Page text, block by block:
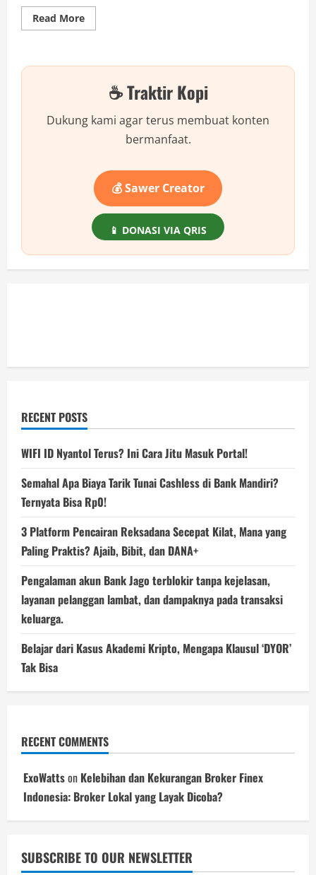
Read MoreRead
more
Membeli
Bekas:
Jangan
Ketipu!
☕ Traktir Kopi
Dukung kami agar terus membuat konten
bermanfaat.
💰 Sawer Creator
📱 DONASI VIA QRIS
RECENT POSTS
WIFI ID Nyantol Terus? Ini Cara Jitu Masuk Portal!
Semahal Apa Biaya Tarik Tunai Cashless di Bank Mandiri?
Ternyata Bisa Rp0!
3 Platform Pencairan Reksadana Secepat Kilat, Mana yang
Paling Praktis? Ajaib, Bibit, dan DANA+
Pengalaman akun Bank Jago terblokir tanpa kejelasan,
layanan pelanggan lambat, dan dampaknya pada transaksi
keluarga.
Belajar dari Kasus Akademi Kripto, Mengapa Klausul ‘DYOR’
Tak Bisa
RECENT COMMENTS
ExoWattson Kelebihan dan Kekurangan Broker Finex
Indonesia: Broker Lokal yang Layak Dicoba?
SUBSCRIBE TO OUR NEWSLETTER